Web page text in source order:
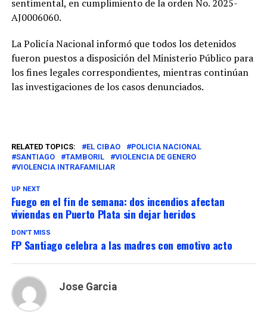
sentimental, en cumplimiento de la orden No. 2025-
AJ0006060.
La Policía Nacional informó que todos los detenidos
fueron puestos a disposición del Ministerio Público para
los fines legales correspondientes, mientras continúan
las investigaciones de los casos denunciados.
RELATED TOPICS: EL CIBAO
POLICIA NACIONAL
SANTIAGO
TAMBORIL
VIOLENCIA DE GENERO
VIOLENCIA INTRAFAMILIAR
UP NEXT
Fuego en el fin de semana: dos incendios afectan
viviendas en Puerto Plata sin dejar heridos
DON'T MISS
FP Santiago celebra a las madres con emotivo acto
Jose Garcia